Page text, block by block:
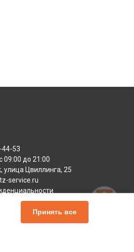
44-53
09:00 до 21:00
улица Цвиллинга, 25
service.ru
Принять все